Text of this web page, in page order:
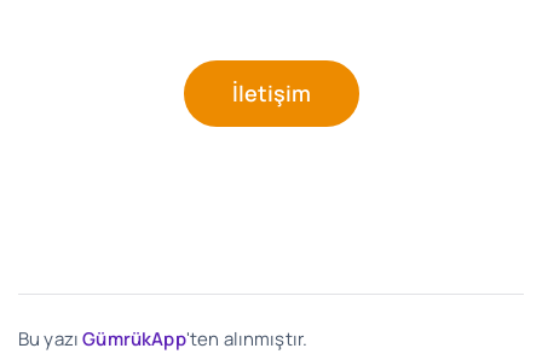
İletişim
Bu yazıGümrükApp'ten alınmıştır.